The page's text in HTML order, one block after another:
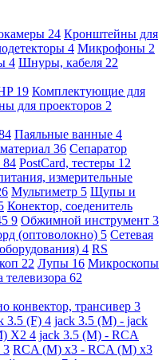
24 Кронштейны для
4 Микрофоны 2
4 Шнуры, кабеля 22
19 Комплектующие для
для проекторов 2
Паяльные ванные 4
36 Сепаратор
84 PostCard, тестеры 12
измерительные
Мультиметр 5 Щупы и
Конектор, соеденитель
9 Обжимной инструмент 3
(оптоволокно) 5 Сетевая
4 RS
22 Лупы 16 Микроскопы
телевизора 62
конвектор, трансивер 3
3.5 (F) 4 jack 3.5 (M) - jack
X2 4 jack 3.5 (M) - RCA
3 RCA (M) x3 - RCA (M) x3